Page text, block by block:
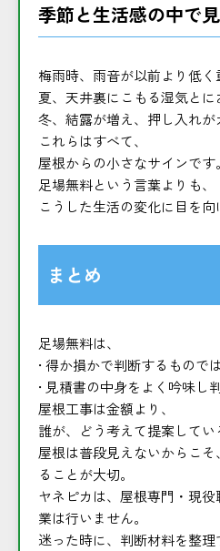
季節と生活感の中で
梅雨時、雨音が以前より低く
夏、天井裏にこもる湿気とに
冬、結露が増え、押し入れが
これらはすべて、
屋根からの小さなサインです。
足場無料という言葉よりも、
こうした生活の変化に目を向
まとめ
足場無料は、
• 得か損かで判断するもので
• 見積書の中身をよく吟味し
屋根工事は金額より、
誰が、どう考えて提案してい
屋根は普段見えないからこ
ることが大切。
ヤネピカは、屋根専門・現
業は行いません。
迷った時に、判断材料を整